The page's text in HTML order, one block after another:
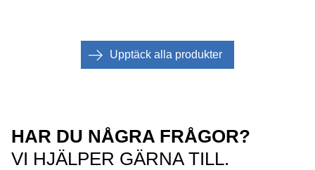
Upptäck alla produkter
HAR DU NÅGRA FRÅGOR?
VI HJÄLPER GÄRNA TILL.